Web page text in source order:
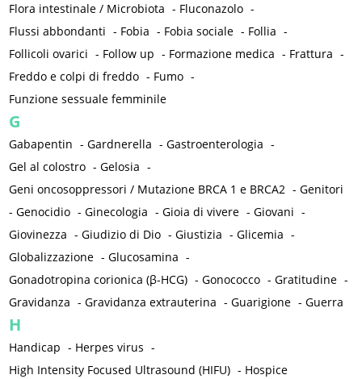
Flora intestinale / Microbiota - Fluconazolo -
Flussi abbondanti - Fobia - Fobia sociale - Follia -
Follicoli ovarici - Follow up - Formazione medica - Frattura -
Freddo e colpi di freddo - Fumo -
Funzione sessuale femminile
G
Gabapentin -Gardnerella -Gastroenterologia -
Gel al colostro -Gelosia -
Geni oncosoppressori / Mutazione BRCA 1 e BRCA2 -Genitori
-Genocidio -Ginecologia -Gioia di vivere -Giovani -
Giovinezza -Giudizio di Dio -Giustizia -Glicemia -
Globalizzazione -Glucosamina -
Gonadotropina corionica (β-HCG) -Gonococco -Gratitudine -
Gravidanza -Gravidanza extrauterina -Guarigione -Guerra
H
Handicap - Herpes virus -
High Intensity Focused Ultrasound (HIFU) - Hospice